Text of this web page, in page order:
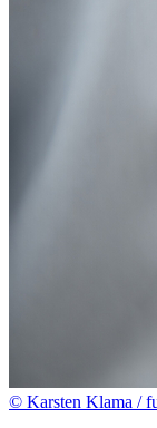
© Karsten Klama /